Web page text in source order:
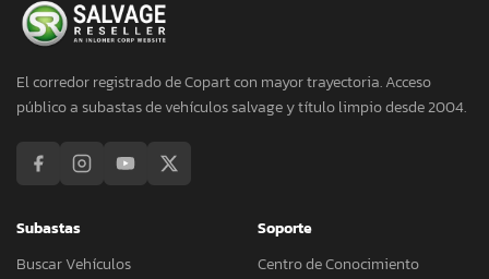
El corredor registrado de Copart con mayor trayectoria. Acceso
público a subastas de vehículos salvage y título limpio desde 2004.
Subastas
Buscar Vehículos
Soporte
Centro de Conocimiento